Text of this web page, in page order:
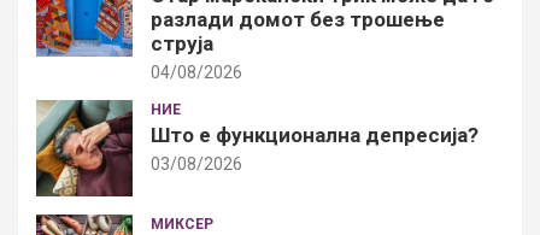
разлади домот без трошење
струја
04/08/2026
НИЕ
Што е функционална депресија?
03/08/2026
МИКСЕР